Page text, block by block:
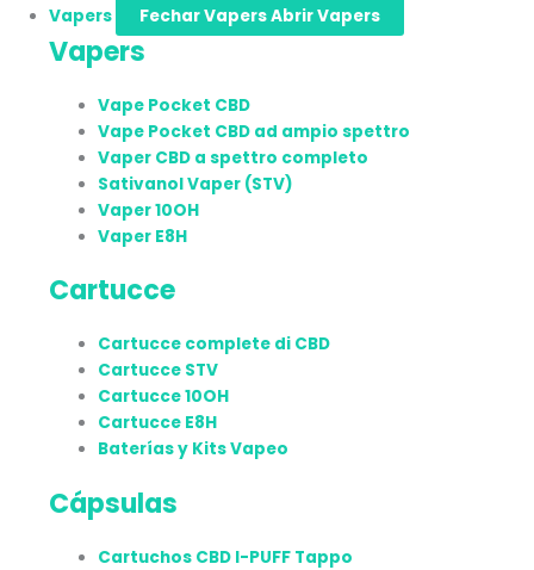
Vapers Fechar VapersAbrir Vapers
Vapers
Vape Pocket CBD
Vape Pocket CBD ad ampio spettro
Vaper CBD a spettro completo
Sativanol Vaper (STV)
Vaper 10OH
Vaper E8H
Cartucce
Cartucce complete di CBD
Cartucce STV
Cartucce 10OH
Cartucce E8H
Baterías y Kits Vapeo
Cápsulas
Cartuchos CBD I-PUFF Tappo